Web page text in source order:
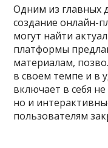
Одним из главных
создание онлайн-
могут найти
платформы
материалам,
в своем темпе и в
включает в себя
но и
пользователям